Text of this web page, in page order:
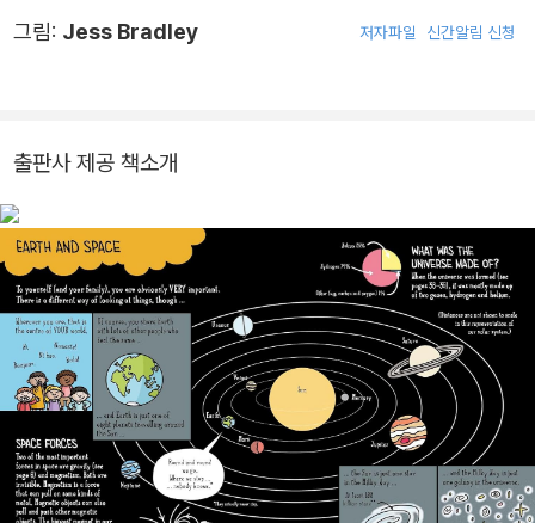
수수께끼≫, ≪세계 최고의 발명가들≫ 등이 있습니다.
그림: Jess Bradley 저자파일 신간알림 신청
출판사 제공 책소개